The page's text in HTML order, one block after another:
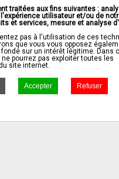
Pochette pour offrir
cadeau original pour 10€
x3 = livraison offerte
traitées aux fins suivantes :
utilisateur et/ou de
et services, mesure et analyse
pas à l'utilisation de ces
que vous vous opposez
sur un intérêt légitime. Dans
pourrez pas exploiter toutes les
site internet.